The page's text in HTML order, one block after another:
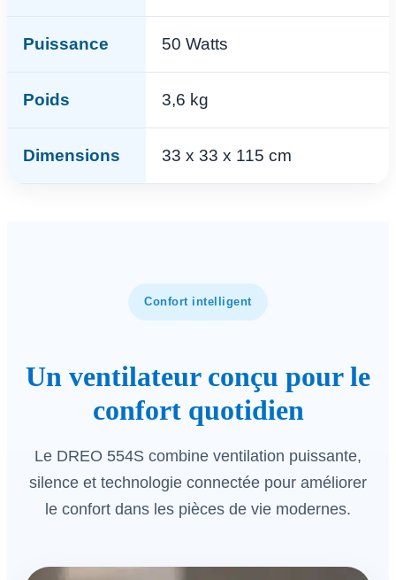
Puissance 50 Watts
Poids 3,6 kg
Dimensions 33 x 33 x 115 cm
Confort intelligent
Un ventilateur conçu pour le
confort quotidien
Le DREO 554S combine ventilation puissante,
silence et technologie connectée pour améliorer
le confort dans les pièces de vie modernes.